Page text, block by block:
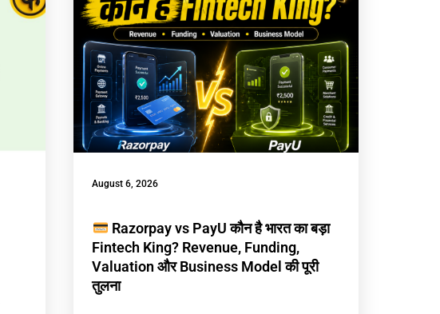
August 6, 2026
Razorpay vs PayU कौन है भारत का बड़ा
Fintech King? Revenue, Funding,
Valuation और Business Model की पूरी
तुलना